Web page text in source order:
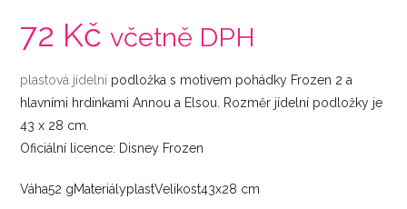
72 Kč včetně DPH
plastová jídelní podložka s motivem pohádky Frozen 2 a
hlavními hrdinkami Annou a Elsou. Rozměr jídelní podložky je
43 x 28 cm.
Oficiální licence: Disney Frozen
Váha52 gMateriályplastVelikost43x28 cm